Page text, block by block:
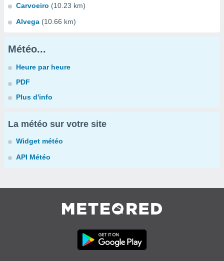
Carvoeiro (10.23 km)
Alvega (10.66 km)
Météo...
Heure par heure
PDF
Plus d'info
La météo sur votre site
Widget météo
API Météo